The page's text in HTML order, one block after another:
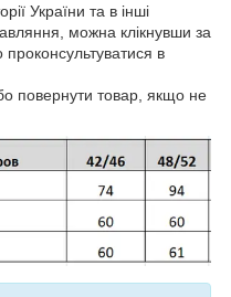
України та в інші
можна клікнувши за
в
повернути товар, якщо не